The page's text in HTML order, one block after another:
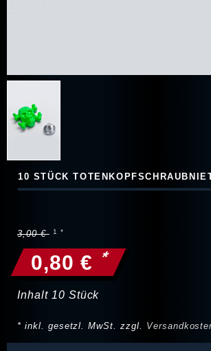
10 STÜCK
3,00 €
0,80 € *
Inhalt 10 Stück
* inkl. gesetzl. MwSt. zzgl.